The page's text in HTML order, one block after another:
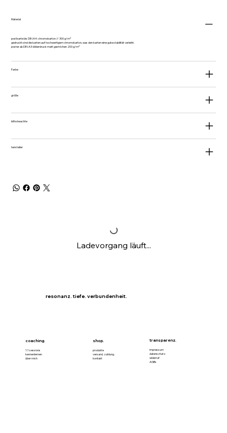
Material
postkarte bis DIN A4: chromokarton // 300 g/m²
gedruckt sind die karten auf hochwertigem chromokarton, was den karten eine gute stabilität verleiht.
poster ab DIN A3: bilderdruck matt gestrichen 200 g/m²
Farbe
größe
bitte beachte
hersteller
Ladevorgang läuft...
resonanz. tiefe. verbundenheit.
coaching.
1:1 sessions
kennenlernen
über mich
shop.
produkte
versand. zahlung.
kontakt
transparenz.
impressum
datenschutz
widerruf
AGBs